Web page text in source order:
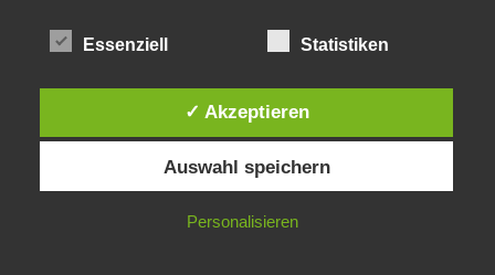
Rote Armee Fraktion
Scammer Alarm
Diese Website verwendet Cookies. Durch die weitere Nutzung dieser
Website stimmst du der Verwendung von Cookies zu.
IN ORDNUNG
Essenziell Statistiken
✓ Akzeptieren
Auswahl speichern
Personalisieren